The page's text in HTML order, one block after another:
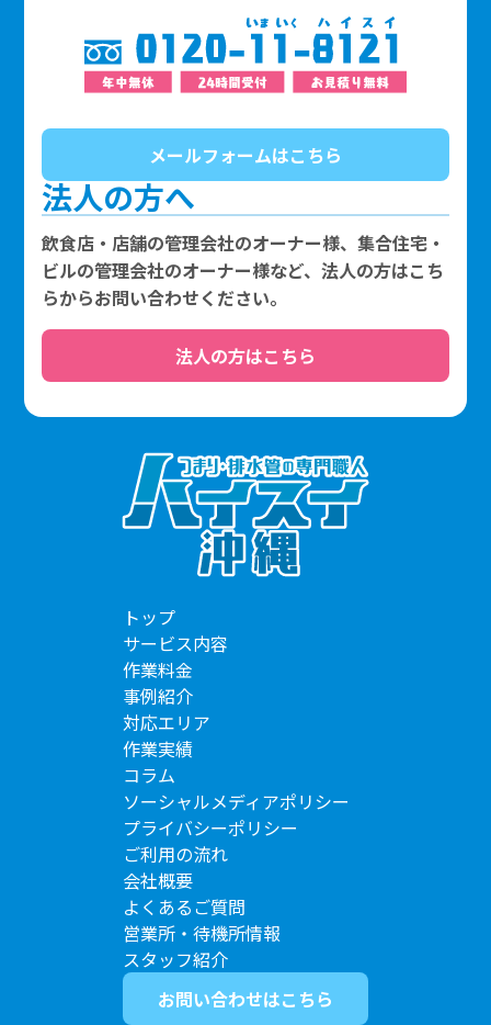
メールフォームはこちら
法人の方へ
飲食店・店舗の管理会社のオーナー様、集合住宅・
ビルの管理会社のオーナー様など、法人の方はこち
らからお問い合わせください。
法人の方はこちら
トップ
サービス内容
作業料金
事例紹介
対応エリア
作業実績
コラム
ソーシャルメディアポリシー
プライバシーポリシー
ご利用の流れ
会社概要
よくあるご質問
営業所・待機所情報
スタッフ紹介
お問い合わせはこちら